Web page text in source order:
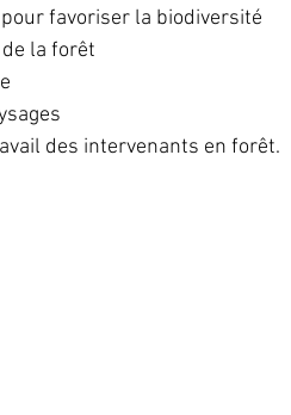
favoriser la biodiversité
la forêt
des intervenants en forêt.